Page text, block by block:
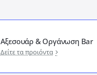
Αξεσουάρ & Οργάνωση Bar
Δείτε τα προιόντα